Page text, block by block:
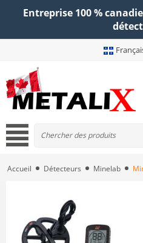
Entreprise 100 %
Accueil Détecteurs Minelab